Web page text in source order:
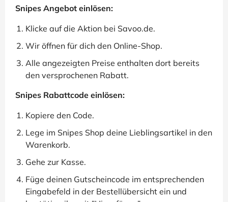
Snipes Angebot einlösen:
Klicke auf die Aktion bei Savoo.de.
Wir öffnen für dich den Online-Shop.
Alle angezeigten Preise enthalten dort bereits
den versprochenen Rabatt.
Snipes Rabattcode einlösen:
Kopiere den Code.
Lege im Snipes Shop deine Lieblingsartikel in den
Warenkorb.
Gehe zur Kasse.
Füge deinen Gutscheincode im entsprechenden
Eingabefeld in der Bestellübersicht ein und